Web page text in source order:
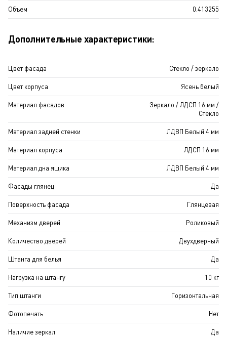
Объем 0.413255
Дополнительные характеристики:
Цвет фасада Стекло / зеркало
Цвет корпуса Ясень белый
Материал фасадов
Зеркало / ЛДСП 16 мм /
Стекло
Материал задней стенки ЛДВП Белый 4 мм
Материал корпуса ЛДСП 16 мм
Материал дна ящика ЛДВП Белый 4 мм
Фасады глянец Да
Поверхность фасада Глянцевая
Механизм дверей Роликовый
Количество дверей Двухдверный
Штанга для белья Да
Нагрузка на штангу 10 кг
Тип штанги Горизонтальная
Фотопечать Нет
Наличие зеркал Да